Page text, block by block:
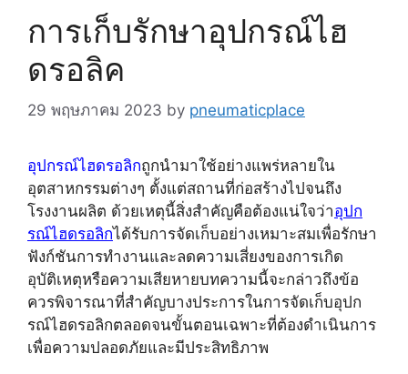
การเก็บรักษาอุปกรณ์ไฮ
ดรอลิค
29 พฤษภาคม 2023 by pneumaticplace
อุปกรณ์ไฮดรอลิกถูกนำมาใช้อย่างแพร่หลายใน
อุตสาหกรรมต่างๆ ตั้งแต่สถานที่ก่อสร้างไปจนถึง
โรงงานผลิต ด้วยเหตุนี้สิ่งสำคัญคือต้องแน่ใจว่าอุปก
รณ์ไฮดรอลิกได้รับการจัดเก็บอย่างเหมาะสมเพื่อรักษา
ฟังก์ชันการทำงานและลดความเสี่ยงของการเกิด
อุบัติเหตุหรือความเสียหายบทความนี้จะกล่าวถึงข้อ
ควรพิจารณาที่สำคัญบางประการในการจัดเก็บอุปก
รณ์ไฮดรอลิกตลอดจนขั้นตอนเฉพาะที่ต้องดำเนินการ
เพื่อความปลอดภัยและมีประสิทธิภาพ